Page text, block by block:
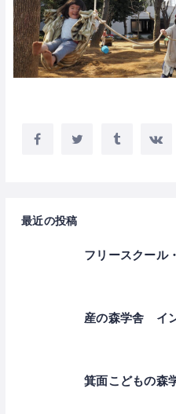
最近の投稿
フリースクー
産の森学舎 イ
箕面こどもの